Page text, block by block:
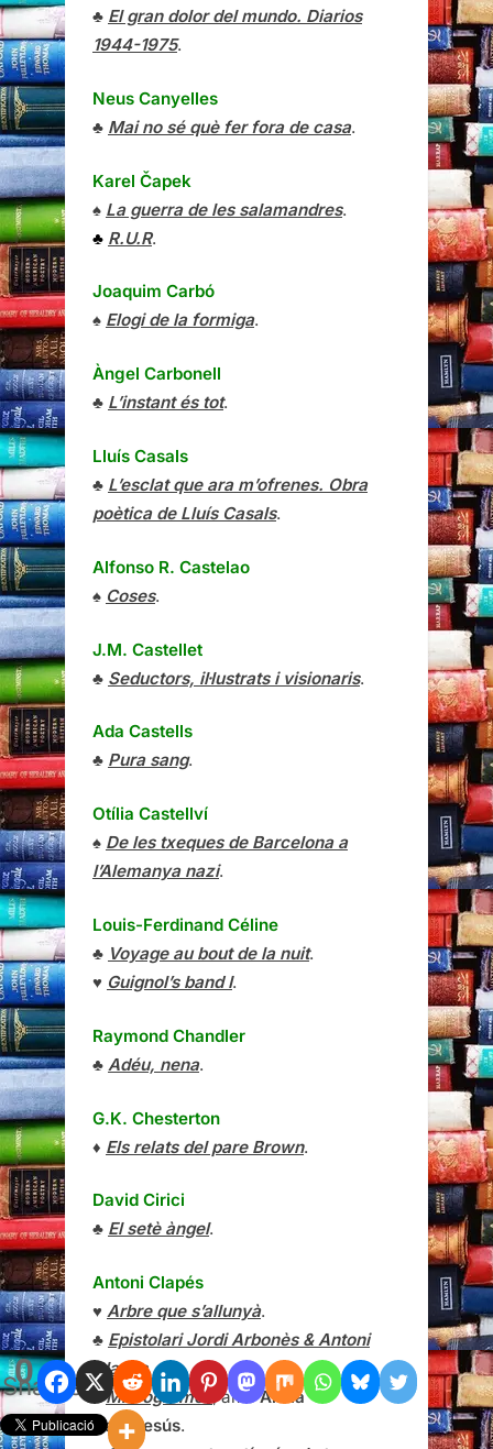
0
Shares
♣ El gran dolor del mundo. Diarios
1944-1975.
Neus Canyelles
♣ Mai no sé què fer fora de casa.
Karel Čapek
♠ La guerra de les salamandres.
♣ R.U.R.
Joaquim Carbó
♠ Elogi de la formiga.
Àngel Carbonell
♣ L’instant és tot.
Lluís Casals
♣ L’esclat que ara m’ofrenes. Obra
poètica de Lluís Casals.
Alfonso R. Castelao
♠ Coses.
J.M. Castellet
♣ Seductors, il·lustrats i visionaris.
Ada Castells
♣ Pura sang.
Otília Castellví
♠ De les txeques de Barcelona a
l’Alemanya nazi.
Louis-Ferdinand Céline
♣ Voyage au bout de la nuit.
♥ Guignol’s band I.
Raymond Chandler
♣ Adéu, nena.
G.K. Chesterton
♦ Els relats del pare Brown.
David Cirici
♣ El setè àngel.
Antoni Clapés
♥ Arbre que s’allunyà.
♣ Epistolari Jordi Arbonès & Antoni
Clapés.
♠ Microgrames , ambAlícia
Casadesús.